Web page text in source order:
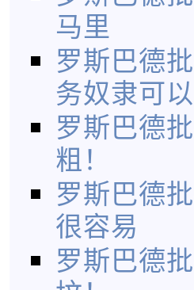
马里
罗斯巴德
务奴隶可以
罗斯巴德
粗！
罗斯巴德
很容易
罗斯巴德